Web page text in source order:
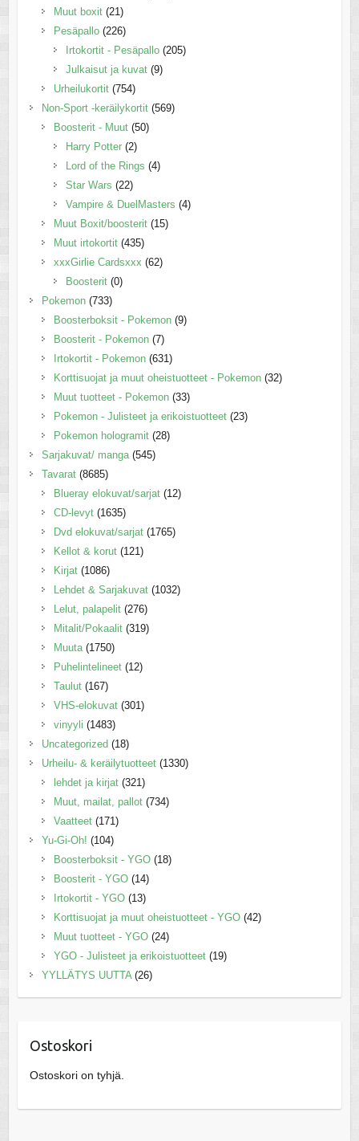
Muut boxit (21)
Pesäpallo (226)
Irtokortit - Pesäpallo (205)
Julkaisut ja kuvat (9)
Urheilukortit (754)
Non-Sport -keräilykortit (569)
Boosterit - Muut (50)
Harry Potter (2)
Lord of the Rings (4)
Star Wars (22)
Vampire & DuelMasters (4)
Muut Boxit/boosterit (15)
Muut irtokortit (435)
xxxGirlie Cardsxxx (62)
Boosterit (0)
Pokemon (733)
Boosterboksit - Pokemon (9)
Boosterit - Pokemon (7)
Irtokortit - Pokemon (631)
Korttisuojat ja muut oheistuotteet - Pokemon (32)
Muut tuotteet - Pokemon (33)
Pokemon - Julisteet ja erikoistuotteet (23)
Pokemon hologramit (28)
Sarjakuvat/ manga (545)
Tavarat (8685)
Blueray elokuvat/sarjat (12)
CD-levyt (1635)
Dvd elokuvat/sarjat (1765)
Kellot & korut (121)
Kirjat (1086)
Lehdet & Sarjakuvat (1032)
Lelut, palapelit (276)
Mitalit/Pokaalit (319)
Muuta (1750)
Puhelintelineet (12)
Taulut (167)
VHS-elokuvat (301)
vinyyli (1483)
Uncategorized (18)
Urheilu- & keräilytuotteet (1330)
lehdet ja kirjat (321)
Muut, mailat, pallot (734)
Vaatteet (171)
Yu-Gi-Oh! (104)
Boosterboksit - YGO (18)
Boosterit - YGO (14)
Irtokortit - YGO (13)
Korttisuojat ja muut oheistuotteet - YGO (42)
Muut tuotteet - YGO (24)
YGO - Julisteet ja erikoistuotteet (19)
YYLLÄTYS UUTTA (26)
Ostoskori
Ostoskori on tyhjä.